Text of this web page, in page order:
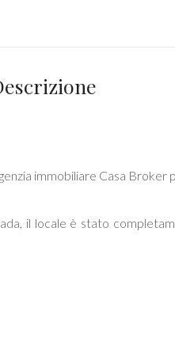
immobiliare Casa Broker
il locale è stato